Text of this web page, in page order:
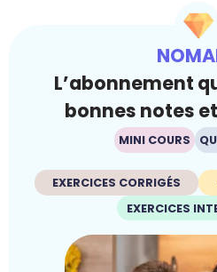
L’abonnement
bonnes notes
MINI COURS
EXERCICES CORRIGÉS
EXERCICES